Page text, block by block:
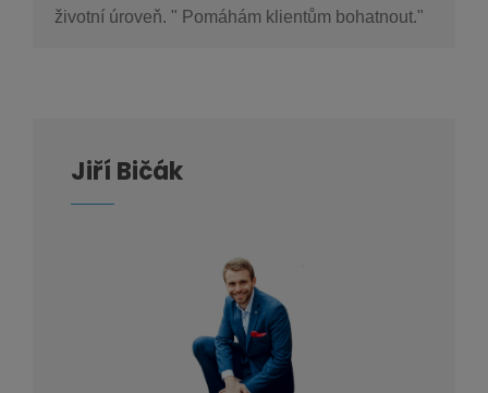
životní úroveň. " Pomáhám klientům bohatnout."
Jiří Bičák